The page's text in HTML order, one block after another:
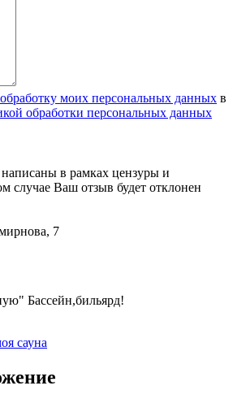
обработку моих персональных данных в
обработки персональных данных
в рамках цензуры и
случае Ваш отзыв будет отклонен
7
Бассейн,бильярд!
сауна